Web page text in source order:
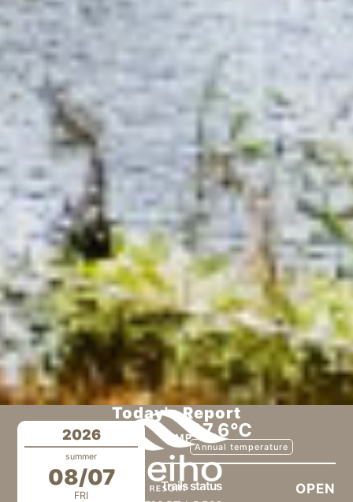
Today's Report
2026
summer
08/07
FRI
TEMP27.6℃
Annual temperature
Trails status OPEN